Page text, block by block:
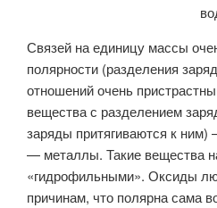
Связей на единицу массы
полярности (разделения
отношений очень
вещества с разделением
заряды притягиваются к
— металлы. Такие вещества
«гидрофильными». Оксиды
причинам, что полярна сама